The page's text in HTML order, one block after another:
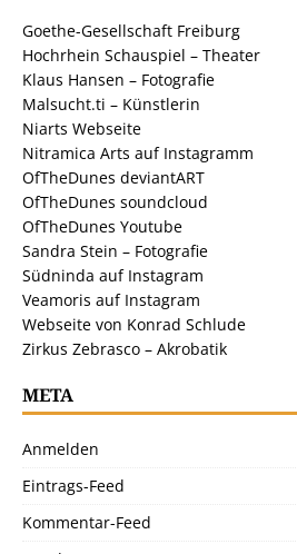
Goethe-Gesellschaft Freiburg
Hochrhein Schauspiel – Theater
Klaus Hansen – Fotografie
Malsucht.ti – Künstlerin
Niarts Webseite
Nitramica Arts auf Instagramm
OfTheDunes deviantART
OfTheDunes soundcloud
OfTheDunes Youtube
Sandra Stein – Fotografie
Südninda auf Instagram
Veamoris auf Instagram
Webseite von Konrad Schlude
Zirkus Zebrasco – Akrobatik
META
Anmelden
Eintrags-Feed
Kommentar-Feed